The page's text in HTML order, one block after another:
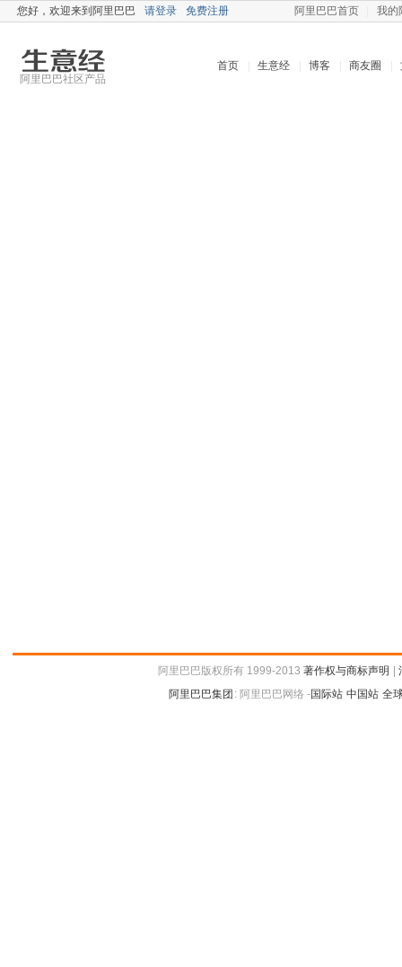
您好， 欢迎来到阿里巴巴 请登录 免费注册 阿里巴巴首页 我的
阿里巴巴社区产品
首页 生意经 博客 商友圈
阿里巴巴版权所有 1999-2013 著作权与商标声明
阿里巴巴集团 : 阿里巴巴网络 -国际站 中国站 全